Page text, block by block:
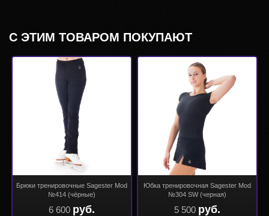
С ЭТИМ ТОВАРОМ ПОКУПАЮТ
Брюки тренировочные Sagester Mod
№414 (чёрные)
6 600 руб.
Юбка тренировочная Sagester Mod
№304 SW (черная)
5 500 руб.